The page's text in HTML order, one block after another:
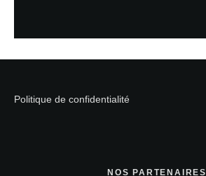
Politique de confidentialité
NOS PARTENAIRES